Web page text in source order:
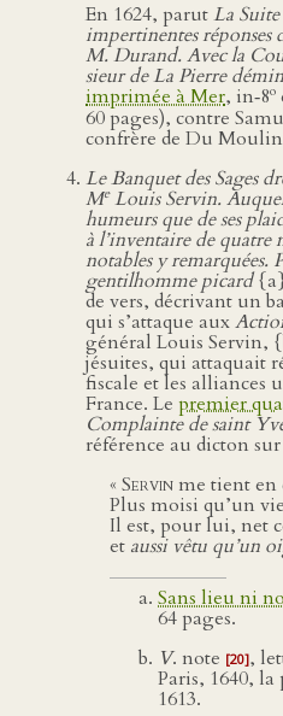
En 1624, parutLa
impertinentes réponses
M. Durand. Avec la
sieur de La Pierre
imprimée à Mer, in‑8o
60 pages), contre
confrère de Du
Le Banquet des Sages
MeLouis Servin.
humeurs que de ses
à l’inventaire de quatre
notables y remarquées.
gentilhomme picard{a}
de vers, décrivant un
qui s’attaque aux
général Louis Servin,
jésuites, qui attaquait
fiscale et les alliances
France. Le premier
Complainte de saint
référence au dicton
« Servin me tient en
Plus moisi qu’un
Il est, pour lui, net
et aussi vêtu qu’un
Sans lieu ni
64 pages.
V. note [20],
Paris, 1640,
1613.